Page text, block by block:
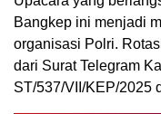
Bangkep ini menjadi
organisasi Polri.
dari Surat Telegram
ST/537/VII/KEP/2025